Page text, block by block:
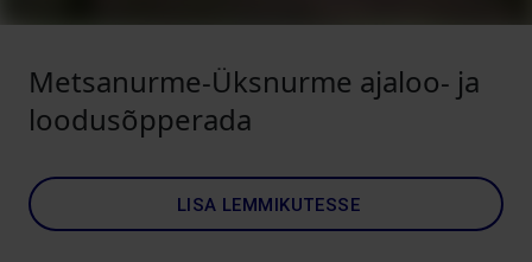
Metsanurme-Üksnurme ajaloo- ja
loodusõpperada
LISA LEMMIKUTESSE